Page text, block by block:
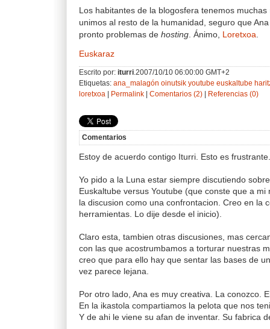
Los habitantes de la blogosfera tenemos muchas
unimos al resto de la humanidad, seguro que
pronto problemas de hosting. Ánimo, Loretxoa.
Euskaraz
Escrito por: iturri .2007/10/10 06:00:00 GMT+2
Etiquetas: ana_malagón oinutsik youtube euskaltube
loretxoa
Permalink Comentarios (2) Referencias (0)
Comentarios
Estoy de acuerdo contigo Iturri. Esto es frustrante.
Yo pido a la Luna estar siempre discutiendo
Euskaltube versus Youtube (que conste que a
la discusion como una confrontacion. Creo en la
herramientas. Lo dije desde el inicio).
Claro esta, tambien otras discusiones, mas
con las que acostrumbamos a torturar nuestras
creo que para ello hay que sentar las bases de
vez parece lejana.
Por otro lado, Ana es muy creativa. La conozco.
En la ikastola compartiamos la pelota que nos
Y de ahi le viene su afan de inventar. Su fabrica